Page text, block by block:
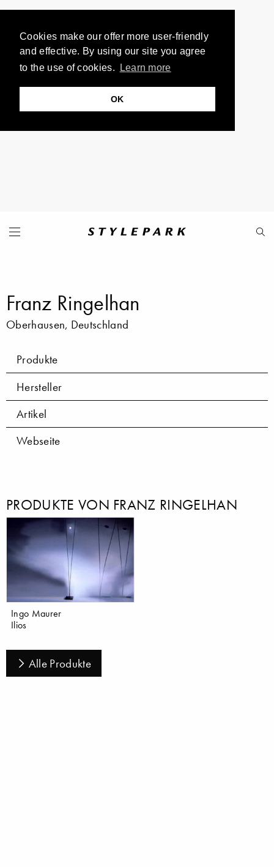
Cookies make our offer more user-friendly
and effective. By using our site you agree
to the use of cookies.
Learn more
OK
Franz Ringelhan
Oberhausen, Deutschland
Produkte
Hersteller
Artikel
Webseite
PRODUKTE VON FRANZ RINGELHAN
Ingo Maurer
Ilios
Alle Produkte